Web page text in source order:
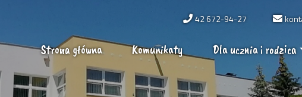
42 672-94-27
Strona główna Komunikaty Dla ucznia i rodzica